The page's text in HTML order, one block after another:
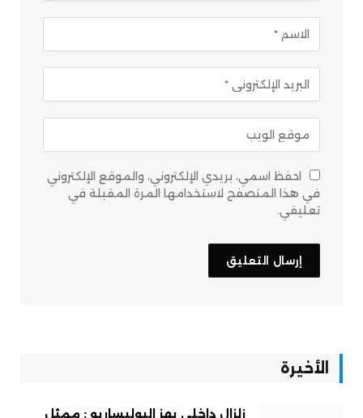
احفظ اسمي، بريدي الإلكتروني، والموقع الإلكتروني
في هذا المتصفح لاستخدامها المرة المقبلة في
تعليقي.
الأخيرة
زلزال داخلي يهز البوليساريو : ممثل